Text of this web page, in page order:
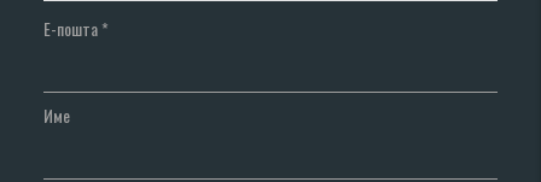
Е-пошта*
Име